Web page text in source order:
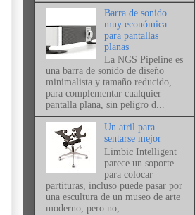
Barra de sonido
muy económica
para pantallas
planas
La NGS Pipeline es
una barra de sonido de diseño
minimalista y tamaño reducido,
para complementar cualquier
pantalla plana, sin peligro d...
Un atril para
sentarse mejor
Limbic Intelligent
parece un soporte
para colocar
partituras, incluso puede pasar por
una escultura de un museo de arte
moderno, pero no,...